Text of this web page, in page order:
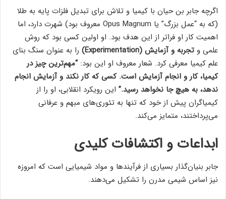
اگرچه جابر بن حیان با کیمیا و تلاش برای تبدیل فلزات پایه به طلا
(که به “عمل بزرگ” یا Opus Magnum معروف بود) شهرت دارد، اما
اهمیت کار او فراتر از این هدف بود. او اولین کسی بود که روش
علمی و تجربه و آزمایش (Experimentation)
را به عنوان سنگ بنای
علم کیمیا معرفی کرد. شعار معروف او این بود:“مهم‌ترین چیز در
کیمیا، کار و انجام آزمایش است. کسی که کار نکند و آزمایش انجام
ندهد، به هیچ جا نخواهد رسید.” این رویکرد انقلابی، او را از
کیمیاگران پیش از خود که تنها به تئوری‌های مبهم و عرفانی
می‌پرداختند، متمایز می‌کند.
ابداعات و اکتشافات کلیدی
جابر بنیان‌گذار بسیاری از فرآیندها و مواد شیمیایی است که امروزه
نیز اساس شیمی مدرن را تشکیل می‌دهند.